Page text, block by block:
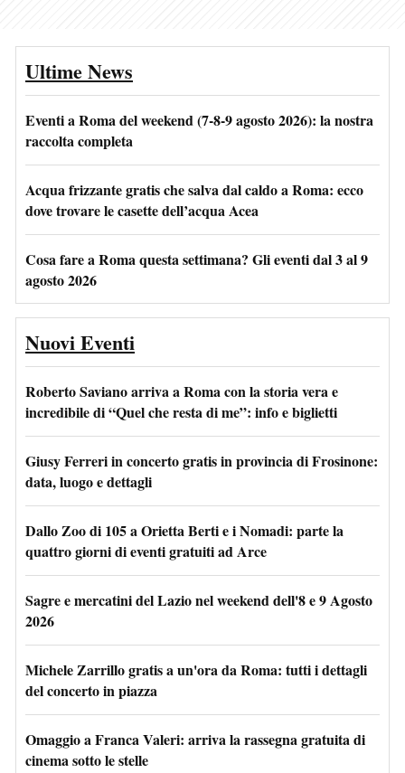
Ultime News
Eventi a Roma del weekend (7-8-9 agosto 2026): la nostra
raccolta completa
Acqua frizzante gratis che salva dal caldo a Roma: ecco
dove trovare le casette dell’acqua Acea
Cosa fare a Roma questa settimana? Gli eventi dal 3 al 9
agosto 2026
Nuovi Eventi
Roberto Saviano arriva a Roma con la storia vera e
incredibile di “Quel che resta di me”: info e biglietti
Giusy Ferreri in concerto gratis in provincia di Frosinone:
data, luogo e dettagli
Dallo Zoo di 105 a Orietta Berti e i Nomadi: parte la
quattro giorni di eventi gratuiti ad Arce
Sagre e mercatini del Lazio nel weekend dell'8 e 9 Agosto
2026
Michele Zarrillo gratis a un'ora da Roma: tutti i dettagli
del concerto in piazza
Omaggio a Franca Valeri: arriva la rassegna gratuita di
cinema sotto le stelle